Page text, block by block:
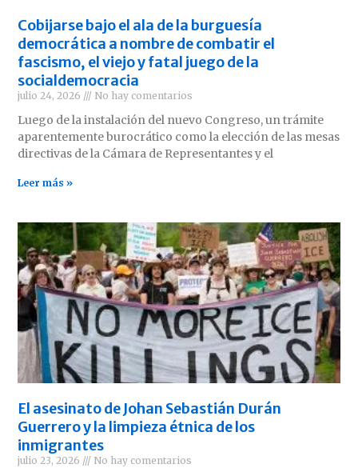
Cobijarse bajo el ala de la burguesía
democrática a nombre de combatir el
fascismo, el viejo y fatal juego de la
socialdemocracia
julio 24, 2026 No hay comentarios
Luego de la instalación del nuevo Congreso, un trámite
aparentemente burocrático como la elección de las mesas
directivas de la Cámara de Representantes y el
Leer más »
El asesinato de Johan Sebastián Durán
Guerrero y la limpieza étnica de los
inmigrantes
julio 23, 2026 No hay comentarios